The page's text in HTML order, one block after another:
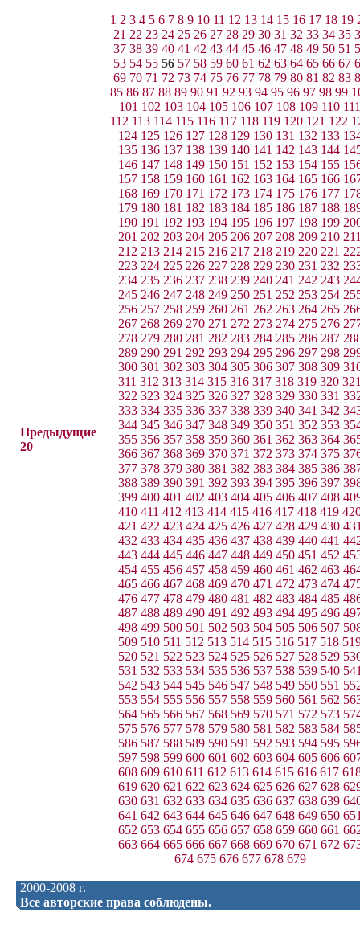
Предыдущие
20
1 2 3 4 5 6 7 8 9 10 11 12 13 14 15 16 17 18 19
21 22 23 24 25 26 27 28 29 30 31 32 33 34 35
37 38 39 40 41 42 43 44 45 46 47 48 49 50 51
53 54 55 56 57 58 59 60 61 62 63 64 65 66 67
69 70 71 72 73 74 75 76 77 78 79 80 81 82 83
85 86 87 88 89 90 91 92 93 94 95 96 97 98 99
101 102 103 104 105 106 107 108 109 110 111
112 113 114 115 116 117 118 119 120 121 122
124 125 126 127 128 129 130 131 132 133
135 136 137 138 139 140 141 142 143 144
146 147 148 149 150 151 152 153 154 155
157 158 159 160 161 162 163 164 165 166
168 169 170 171 172 173 174 175 176 177
179 180 181 182 183 184 185 186 187 188
190 191 192 193 194 195 196 197 198 199
201 202 203 204 205 206 207 208 209 210
212 213 214 215 216 217 218 219 220 221
223 224 225 226 227 228 229 230 231 232
234 235 236 237 238 239 240 241 242 243
245 246 247 248 249 250 251 252 253 254
256 257 258 259 260 261 262 263 264 265
267 268 269 270 271 272 273 274 275 276
278 279 280 281 282 283 284 285 286 287
289 290 291 292 293 294 295 296 297 298
300 301 302 303 304 305 306 307 308 309
311 312 313 314 315 316 317 318 319 320
322 323 324 325 326 327 328 329 330 331
333 334 335 336 337 338 339 340 341 342
344 345 346 347 348 349 350 351 352 353
355 356 357 358 359 360 361 362 363 364
366 367 368 369 370 371 372 373 374 375
377 378 379 380 381 382 383 384 385 386
388 389 390 391 392 393 394 395 396 397
399 400 401 402 403 404 405 406 407 408
410 411 412 413 414 415 416 417 418 419
421 422 423 424 425 426 427 428 429 430
432 433 434 435 436 437 438 439 440 441
443 444 445 446 447 448 449 450 451 452
454 455 456 457 458 459 460 461 462 463
465 466 467 468 469 470 471 472 473 474
476 477 478 479 480 481 482 483 484 485
487 488 489 490 491 492 493 494 495 496
498 499 500 501 502 503 504 505 506 507
509 510 511 512 513 514 515 516 517 518
520 521 522 523 524 525 526 527 528 529
531 532 533 534 535 536 537 538 539 540
542 543 544 545 546 547 548 549 550 551
553 554 555 556 557 558 559 560 561 562
564 565 566 567 568 569 570 571 572 573
575 576 577 578 579 580 581 582 583 584
586 587 588 589 590 591 592 593 594 595
597 598 599 600 601 602 603 604 605 606
608 609 610 611 612 613 614 615 616 617
619 620 621 622 623 624 625 626 627 628
630 631 632 633 634 635 636 637 638 639
641 642 643 644 645 646 647 648 649 650
652 653 654 655 656 657 658 659 660 661
663 664 665 666 667 668 669 670 671 672
674 675 676 677 678 679
2000-2008 г.
Все авторские права соблюдены.